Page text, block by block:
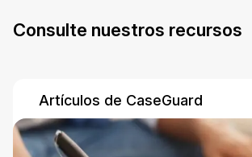
Consulte nuestros recursos
Artículos de CaseGuard